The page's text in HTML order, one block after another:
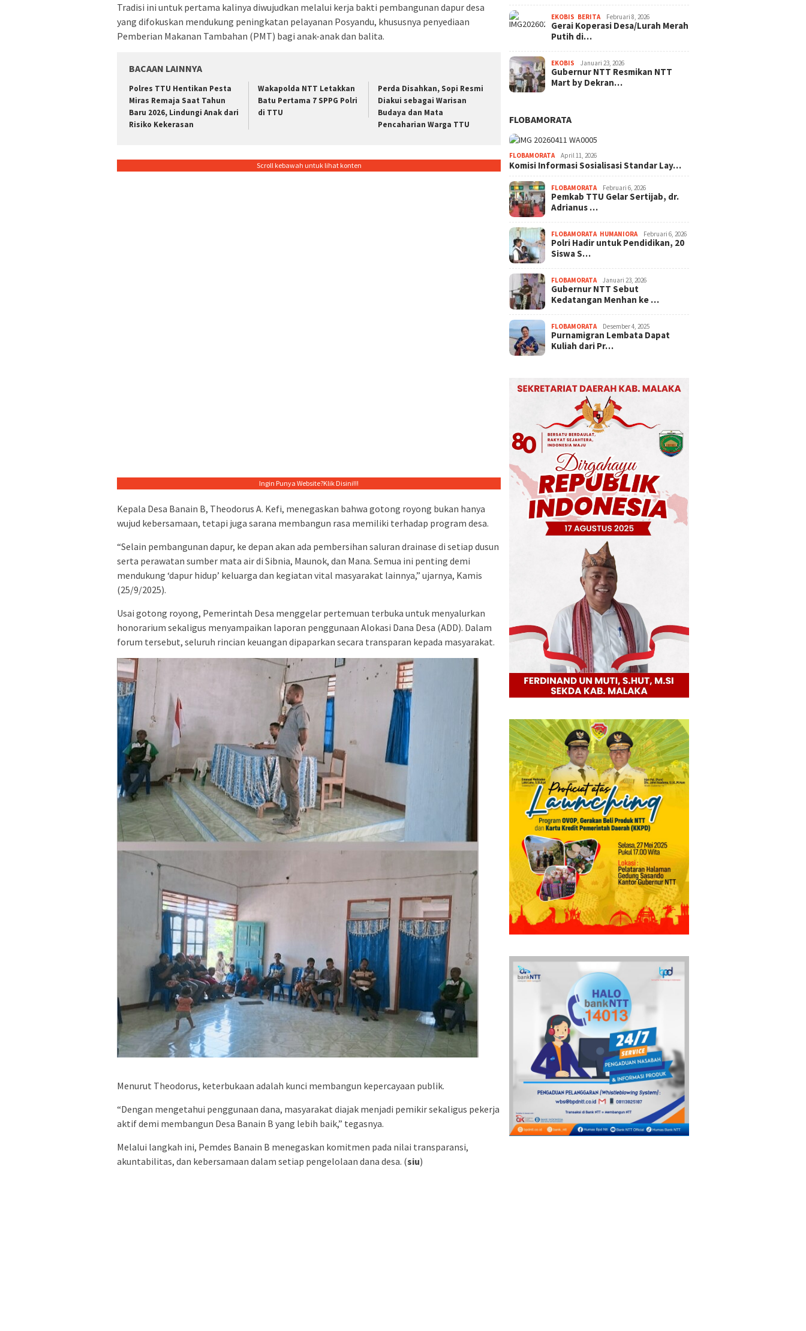
Tradisi ini untuk pertama kalinya diwujudkan melalui kerja bakti pembangunan dapur desa
yang difokuskan mendukung peningkatan pelayanan Posyandu, khususnya penyediaan
Pemberian Makanan Tambahan (PMT) bagi anak-anak dan balita.
BACAAN LAINNYA
Polres TTU Hentikan Pesta
Miras Remaja Saat Tahun
Baru 2026, Lindungi Anak dari
Risiko Kekerasan
Wakapolda NTT Letakkan
Batu Pertama 7 SPPG Polri
di TTU
Perda Disahkan, Sopi Resmi
Diakui sebagai Warisan
Budaya dan Mata
Pencaharian Warga TTU
Scroll kebawah untuk lihat konten
Ingin Punya Website?Klik Disini!!!
Kepala Desa Banain B, Theodorus A. Kefi, menegaskan bahwa gotong royong bukan hanya
wujud kebersamaan, tetapi juga sarana membangun rasa memiliki terhadap program desa.
“Selain pembangunan dapur, ke depan akan ada pembersihan saluran drainase di setiap dusun
serta perawatan sumber mata air di Sibnia, Maunok, dan Mana. Semua ini penting demi
mendukung ‘dapur hidup’ keluarga dan kegiatan vital masyarakat lainnya,” ujarnya, Kamis
(25/9/2025).
Usai gotong royong, Pemerintah Desa menggelar pertemuan terbuka untuk menyalurkan
honorarium sekaligus menyampaikan laporan penggunaan Alokasi Dana Desa (ADD). Dalam
forum tersebut, seluruh rincian keuangan dipaparkan secara transparan kepada masyarakat.
Menurut Theodorus, keterbukaan adalah kunci membangun kepercayaan publik.
“Dengan mengetahui penggunaan dana, masyarakat diajak menjadi pemikir sekaligus pekerja
aktif demi membangun Desa Banain B yang lebih baik,” tegasnya.
Melalui langkah ini, Pemdes Banain B menegaskan komitmen pada nilai transparansi,
akuntabilitas, dan kebersamaan dalam setiap pengelolaan dana desa. (siu)
EKOBIS BERITA Februari 8, 2026
Gerai Koperasi Desa/Lurah Merah
Putih di…
EKOBIS Januari 23, 2026
Gubernur NTT Resmikan NTT
Mart by Dekran…
FLOBAMORATA
FLOBAMORATA April 11, 2026
Komisi Informasi Sosialisasi Standar Lay…
FLOBAMORATA Februari 6, 2026
Pemkab TTU Gelar Sertijab, dr.
Adrianus …
FLOBAMORATA, HUMANIORA Februari 6, 2026
Polri Hadir untuk Pendidikan, 20
Siswa S…
FLOBAMORATA Januari 23, 2026
Gubernur NTT Sebut
Kedatangan Menhan ke …
FLOBAMORATA Desember 4, 2025
Purnamigran Lembata Dapat
Kuliah dari Pr…